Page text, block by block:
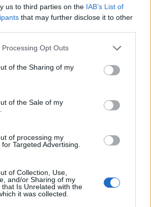
us to third parties on the IAB’s List of
that may further disclose it to other
website/app uses one or more Google
or usage behaviour. You may click to
to Google and its third-party tags to
specified purposes in below Google
Opt Outs
of the Sharing of my
of the Sale of my
of processing my
Targeted Advertising.
of Collection, Use,
and/or Sharing of my
that Is Unrelated with the
it was collected.
lehet megfosztani a dollárt
is pánikolnak a